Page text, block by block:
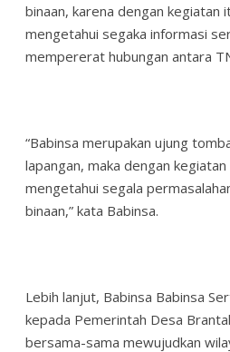
binaan, karena dengan kegiatan
mengetahui segaka informasi
mempererat hubungan antara
“Babinsa merupakan ujung
lapangan, maka dengan
mengetahui segala
binaan,” kata Babinsa.
Lebih lanjut, Babinsa Babinsa
kepada Pemerintah Desa
bersama-sama mewujudkan